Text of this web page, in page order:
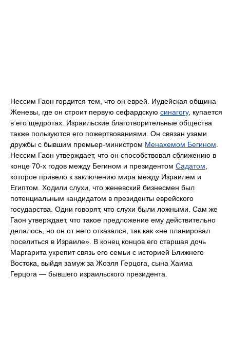
Нессим Гаон гордится тем, что он еврей. Иудейская община
Женевы, где он строит первую сефардскую синагогу, купается
в его щедротах. Израильские благотворительные общества
также пользуются его пожертвованиями. Он связан узами
дружбы с бывшим премьер-министром Менахемом Бегином
Нессим Гаон утверждает, что он способствовал сближению в
конце 70-х годов между Бегином и президентом Садатом
которое привело к заключению мира между Израилем и
Египтом. Ходили слухи, что женевский бизнесмен был
потенциальным кандидатом в президенты еврейского
государства. Одни говорят, что слухи были ложными. Сам же
Гаон утверждает, что такое предложение ему действительно
делалось, но он от него отказался, так как «не планировал
поселиться в Израиле». В конец концов его старшая дочь
Маргарита укрепит связь его семьи с историей Ближнего
Востока, выйдя замуж за Жоэля Герцога, сына Хаима
Герцога — бывшего израильского президента.